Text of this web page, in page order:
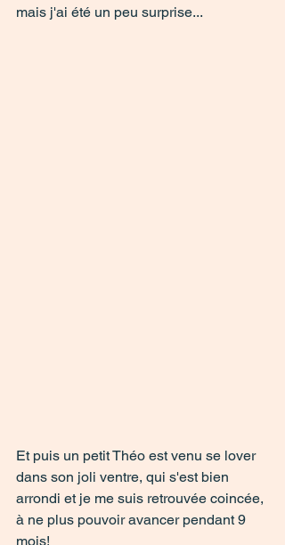
mais j'ai été un peu surprise...
Et puis un petit Théo est venu se lover
dans son joli ventre, qui s'est bien
arrondi et je me suis retrouvée coincée,
à ne plus pouvoir avancer pendant 9
mois!